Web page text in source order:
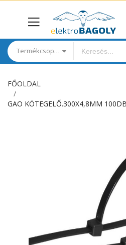
Termékcsoportok
FŐOLDAL
GAO KÖTEGELŐ.300X4,8MM